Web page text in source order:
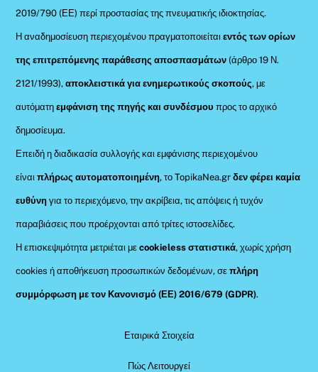
2019/790 (ΕΕ) περί προστασίας της πνευματικής ιδιοκτησίας.
Η αναδημοσίευση περιεχομένου πραγματοποιείταιεντός των ορίων
της επιτρεπόμενης παράθεσης αποσπασμάτων (άρθρο 19 Ν.
2121/1993), αποκλειστικά για ενημερωτικούς σκοπούς, με
αυτόματηεμφάνιση της πηγής και συνδέσμου προς το αρχικό
δημοσίευμα.
Επειδή η διαδικασία συλλογής και εμφάνισης περιεχομένου
είναιπλήρως αυτοματοποιημένη, το TopikaNea.grδεν φέρει καμία
ευθύνη για το περιεχόμενο, την ακρίβεια, τις απόψεις ή τυχόν
παραβιάσεις που προέρχονται από τρίτες ιστοσελίδες.
Η επισκεψιμότητα μετριέται μεcookieless στατιστικά, χωρίς χρήση
cookies ή αποθήκευση προσωπικών δεδομένων, σεπλήρη
συμμόρφωση με τον Κανονισμό (ΕΕ) 2016/679 (GDPR).
Εταιρικά Στοιχεία
Πώς Λειτουργεί